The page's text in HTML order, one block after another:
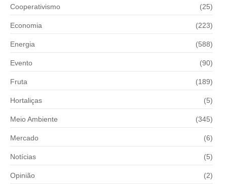
Cooperativismo (25)
Economia (223)
Energia (588)
Evento (90)
Fruta (189)
Hortaliças (5)
Meio Ambiente (345)
Mercado (6)
Notícias (5)
Opinião (2)